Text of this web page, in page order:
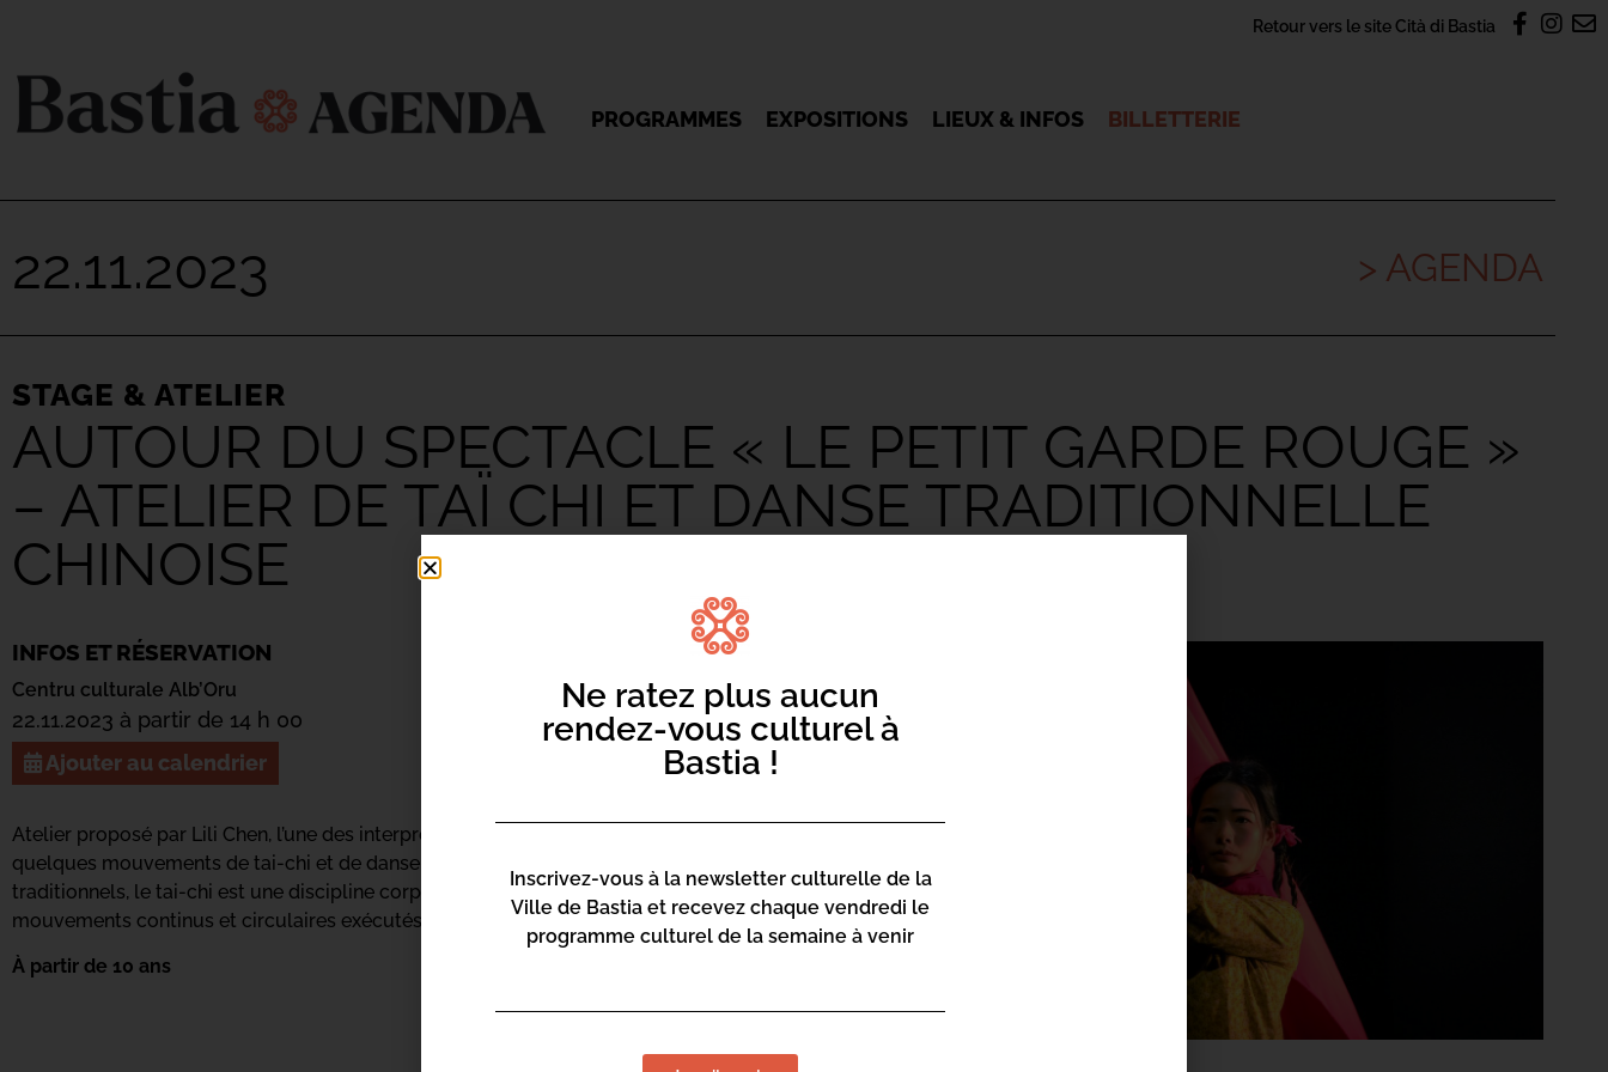
Retour vers le site Cità di Bastia
PROGRAMMES EXPOSITIONS LIEUX & INFOS BILLETTERIE
22.11.2023 > AGENDA
STAGE & ATELIER
AUTOUR DU SPECTACLE « LE PETIT GARDE ROUGE »
– ATELIER DE TAÏ CHI ET DANSE TRADITIONNELLE
CHINOISE
INFOS ET RÉSERVATION
Centru culturale Alb’Oru
22.11.2023 à partir de 14 h 00
Ajouter au calendrier
Atelier proposé par Lili Chen, l’une des interprètes du spectacle. L’atelier consiste en une initiation à
quelques mouvements de tai-chi et de danse traditionnelle chinoise. Dérivé des arts martiaux
traditionnels, le tai-chi est une discipline corporelle d’origine chinoise comportant un ensemble de
mouvements continus et circulaires exécutés avec lenteur et précision dans l’ordre préétabli.
À partir de 10 ans
Ne ratez plus aucun
rendez-vous culturel à
Bastia !
Inscrivez-vous à la newsletter culturelle de la
Ville de Bastia et recevez chaque vendredi le
programme culturel de la semaine à venir